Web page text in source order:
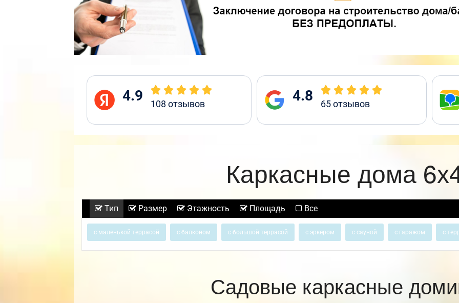
4.9 108 отзывов 4.8 65отзывов
Каркасные дома
Тип Размер Этажность Площадь Все
с маленькой террасой с балконом с большой террасой с эркером с сауной с гаражом с
Садовые каркасные